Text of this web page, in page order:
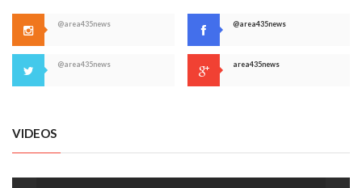
@area435news @area435news
@area435news area435news
VIDEOS